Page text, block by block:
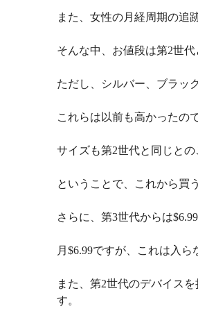
また、女性の月経周期の追
そんな中、お値段は第2世代
ただし、シルバー、ブラッ
これらは以前も高かったの
サイズも第2世代と同じとの
ということで、これから買
さらに、第3世代からは
月$6.99ですが、これは入
また、第2世代のデバイス
す。